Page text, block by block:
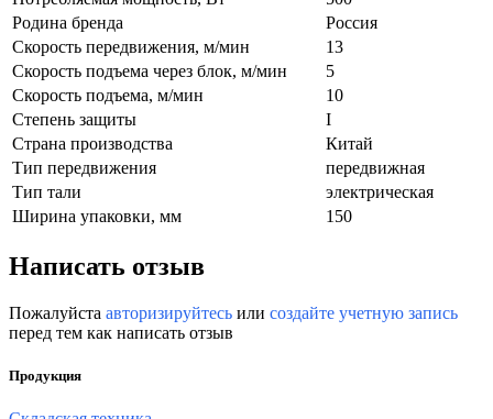
Родина бренда
Россия
Скорость передвижения, м/мин
13
Скорость подъема через блок, м/мин
5
Скорость подъема, м/мин
10
Степень защиты
I
Страна производства
Китай
Тип передвижения
передвижная
Тип тали
электрическая
Ширина упаковки, мм
150
Написать отзыв
Пожалуйста авторизируйтесь или создайте учетную запись
перед тем как написать отзыв
Продукция